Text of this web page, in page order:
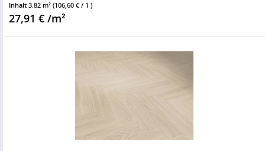
Inhalt 3.82 m² (106,60 € / 1 )
27,91 € /m²